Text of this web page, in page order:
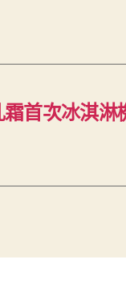
首次冰淇淋